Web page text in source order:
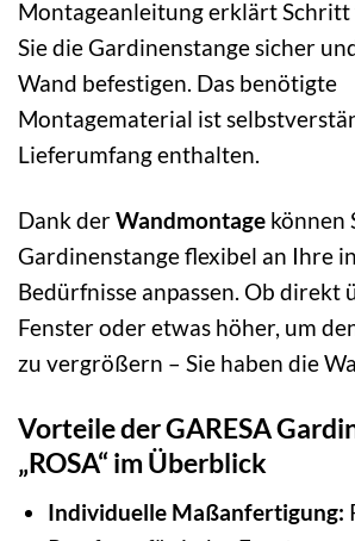
Montageanleitung erklärt
Sie die Gardinenstange sicher
Wand befestigen. Das benötigte
Montagematerial ist
Lieferumfang enthalten.
Dank derWandmontage können
Gardinenstange flexibel an Ihre
Bedürfnisse anpassen. Ob direkt
Fenster oder etwas höher, um
zu vergrößern – Sie haben die
Vorteile der GARESA
„ROSA“ im Überblick
Individuelle Maßanfertigung: